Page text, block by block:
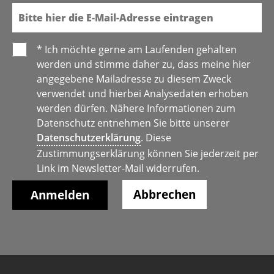
* Ich möchte gerne am Laufenden gehalten
werden und stimme daher zu, dass meine hier
angegebene Mailadresse zu diesem Zweck
verwendet und hierbei Analysedaten erhoben
werden dürfen. Nähere Informationen zum
Datenschutz entnehmen Sie bitte unserer
Datenschutzerklärung. Diese
Zustimmungserklärung können Sie jederzeit per
Link im Newsletter-Mail widerrufen.
Abbrechen